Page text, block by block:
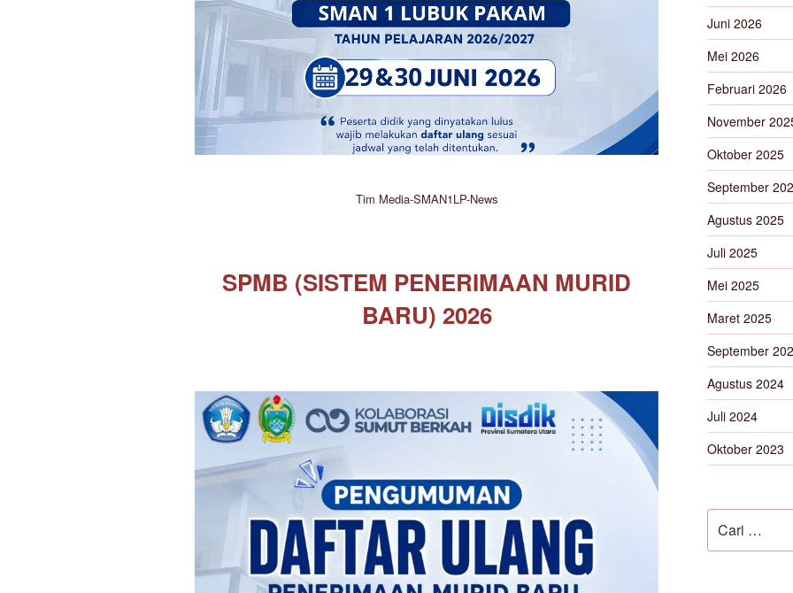
Tim Media-SMAN1LP-News
SPMB (SISTEM PENERIMAAN MURID
BARU) 2026
Juni 2026
Mei 2026
Februari 2026
November
Oktober 2025
September
Agustus 2025
Juli 2025
Mei 2025
Maret 2025
September
Agustus 2024
Juli 2024
Oktober 2023
untuk: